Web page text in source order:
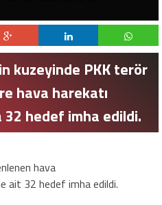
kuzeyinde PKK terör
hava harekatı
hedef imha edildi.
hava
ait 32 hedef imha edildi.